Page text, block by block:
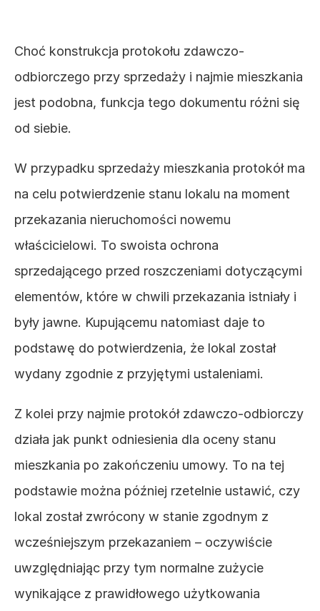
Choć konstrukcja protokołu zdawczo-
odbiorczego przy sprzedaży i najmie mieszkania
jest podobna, funkcja tego dokumentu różni się
od siebie.
W przypadku sprzedaży mieszkania protokół ma
na celu potwierdzenie stanu lokalu na moment
przekazania nieruchomości nowemu
właścicielowi. To swoista ochrona
sprzedającego przed roszczeniami dotyczącymi
elementów, które w chwili przekazania istniały i
były jawne. Kupującemu natomiast daje to
podstawę do potwierdzenia, że lokal został
wydany zgodnie z przyjętymi ustaleniami.
Z kolei przy najmie protokół zdawczo-odbiorczy
działa jak punkt odniesienia dla oceny stanu
mieszkania po zakończeniu umowy. To na tej
podstawie można później rzetelnie ustawić, czy
lokal został zwrócony w stanie zgodnym z
wcześniejszym przekazaniem – oczywiście
uwzględniając przy tym normalne zużycie
wynikające z prawidłowego użytkowania